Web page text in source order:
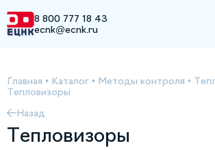
8 800 777 18 43
ecnk@ecnk.ru
Главная • Каталог • Методы контроля •
Тепловизоры
Назад
Тепловизоры